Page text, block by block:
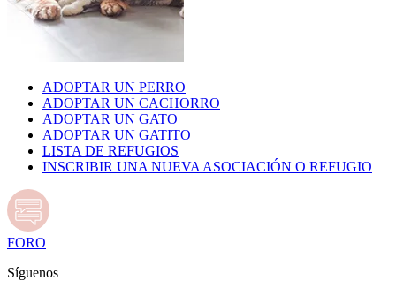
ADOPTAR UN PERRO
ADOPTAR UN CACHORRO
ADOPTAR UN GATO
ADOPTAR UN GATITO
LISTA DE REFUGIOS
INSCRIBIR UNA NUEVA ASOCIACIÓN O REFUGIO
FORO
Síguenos